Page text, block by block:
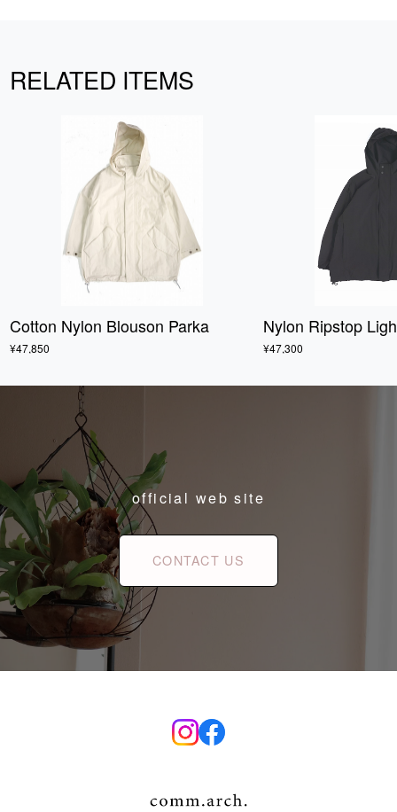
RELATED ITEMS
Cotton Nylon Blouson Parka
¥47,850
Nylon Ripstop
¥47,300
official web site
CONTACT US